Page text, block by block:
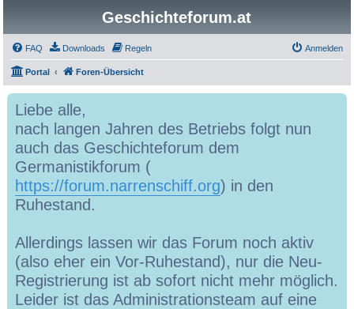
Geschichteforum.at
FAQ Downloads Regeln Anmelden
Portal Foren-Übersicht
Liebe alle,
nach langen Jahren des Betriebs folgt nun
auch das Geschichteforum dem
Germanistikforum (
https://forum.narrenschiff.org) in den
Ruhestand.
Allerdings lassen wir das Forum noch aktiv
(also eher ein Vor-Ruhestand), nur die Neu-
Registrierung ist ab sofort nicht mehr möglich.
Leider ist das Administrationsteam auf eine